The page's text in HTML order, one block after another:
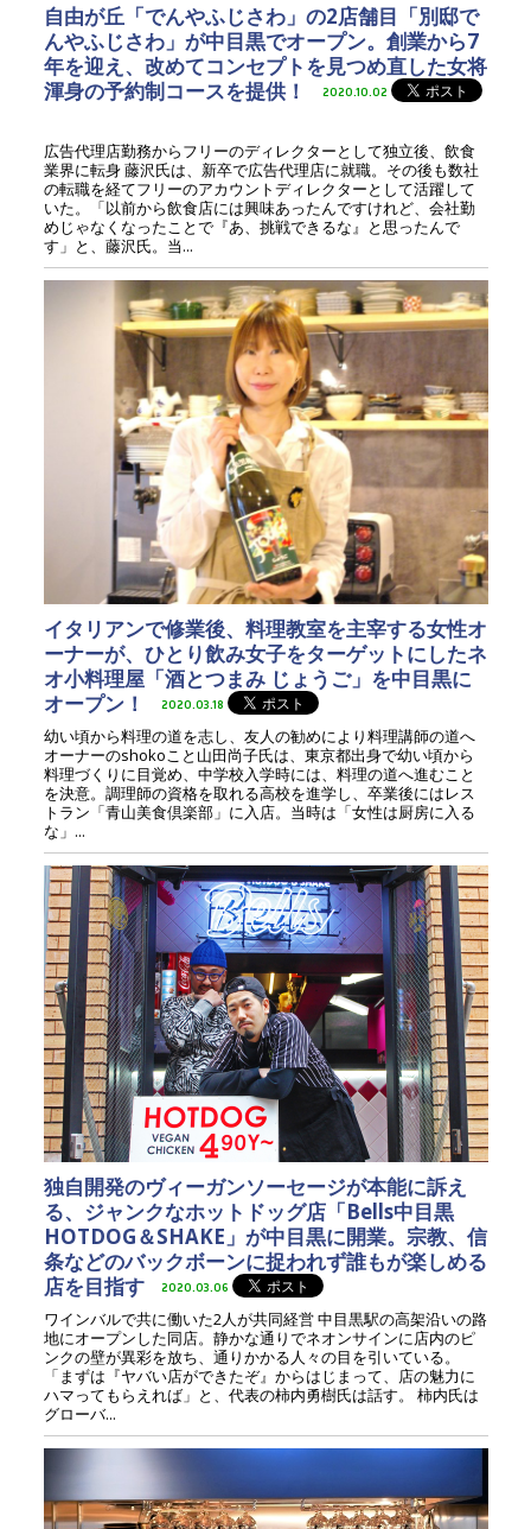
自由が丘「でんやふじさわ」の2店舗目「別邸で
んやふじさわ」が中目黒でオープン。創業から7
年を迎え、改めてコンセプトを見つめ直した女将
渾身の予約制コースを提供！
2020.10.02
広告代理店勤務からフリーのディレクターとして独立後、飲食
業界に転身 藤沢氏は、新卒で広告代理店に就職。その後も数社
の転職を経てフリーのアカウントディレクターとして活躍して
いた。「以前から飲食店には興味あったんですけれど、会社勤
めじゃなくなったことで『あ、挑戦できるな』と思ったんで
す」と、藤沢氏。当...
イタリアンで修業後、料理教室を主宰する女性オ
ーナーが、ひとり飲み女子をターゲットにしたネ
オ小料理屋「酒とつまみ じょうご」を中目黒に
オープン！
2020.03.18
幼い頃から料理の道を志し、友人の勧めにより料理講師の道へ
オーナーのshokoこと山田尚子氏は、東京都出身で幼い頃から
料理づくりに目覚め、中学校入学時には、料理の道へ進むこと
を決意。調理師の資格を取れる高校を進学し、卒業後にはレス
トラン「青山美食倶楽部」に入店。当時は「女性は厨房に入る
な」...
独自開発のヴィーガンソーセージが本能に訴え
る、ジャンクなホットドッグ店「Bells中目黒
HOTDOG＆SHAKE」が中目黒に開業。宗教、信
条などのバックボーンに捉われず誰もが楽しめる
店を目指す
2020.03.06
ワインバルで共に働いた2人が共同経営 中目黒駅の高架沿いの路
地にオープンした同店。静かな通りでネオンサインに店内のピ
ンクの壁が異彩を放ち、通りかかる人々の目を引いている。
「まずは『ヤバい店ができたぞ』からはじまって、店の魅力に
ハマってもらえれば」と、代表の柿内勇樹氏は話す。 柿内氏は
グローバ...